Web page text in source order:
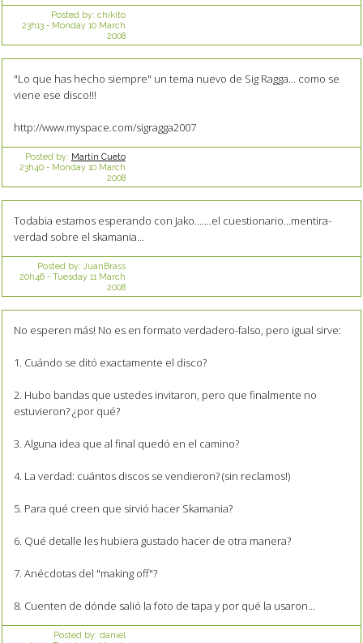
Posted by: chikito
23h13- Monday 10 March
2008
"Lo que has hecho siempre" un tema nuevo de Sig Ragga... como se
viene ese disco!!!
http://www.myspace.com/sigragga2007
Posted by: Martín Cueto
23h40- Monday 10 March
2008
Todabia estamos esperando con Jako.......el cuestionario...mentira-
verdad sobre el skamania...
Posted by: JuanBrass
20h46- Tuesday 11 March
2008
No esperen más! No es en formato verdadero-falso, pero igual sirve:
1. Cuándo se ditó exactamente el disco?
2. Hubo bandas que ustedes invitaron, pero que finalmente no
estuvieron? ¿por qué?
3. Alguna idea que al final quedó en el camino?
4. La verdad: cuántos discos se vendieron? (sin reclamos!)
5. Para qué creen que sirvió hacer Skamania?
6. Qué detalle les hubiera gustado hacer de otra manera?
7. Anécdotas del "making off"?
8. Cuenten de dónde salió la foto de tapa y por qué la usaron...
Posted by: daniel